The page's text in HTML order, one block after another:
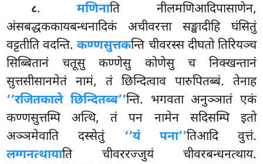
८.मणिनाति नीलमणिआदिपासाणेन,
अंसबद्धककायबन्धनादिकं अचीवरत्ता सङ्खादीहि घंसितुं
वट्टतीति वदन्ति.कण्णसुत्तकन्ति चीवरस्स दीघतो तिरियञ्च
सिब्बितानं चतूसु कण्णेसु कोणेसु च निक्खन्तानं
सुत्तसीसानमेतं नामं, तं छिन्दित्वाव पारुपितब्बं. तेनाह
‘‘रजितकाले छिन्दितब्ब’’न्ति. भगवता अनुञ्ञातं एकं
कण्णसुत्तम्पि अत्थि, तं पन नामेन सदिसम्पि इतो
अञ्ञमेवाति दस्सेतुं ‘‘यं पना’’तिआदि वुत्तं.
लग्गनत्थायाति चीवररज्जुयं चीवरबन्धनत्थाय.